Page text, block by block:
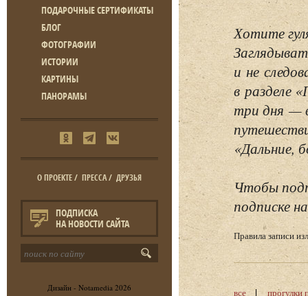
ПОДАРОЧНЫЕ СЕРТИФИКАТЫ
БЛОГ
ФОТОГРАФИИ
ИСТОРИИ
КАРТИНЫ
ПАНОРАМЫ
О ПРОЕКТЕ/ ПРЕССА/ ДРУЗЬЯ
ПОДПИСКА
НА НОВОСТИ САЙТА
Дизайн - Notamedia 2026
Хотите
и не
в разделе
три дня —
«Дальние,
Чтобы
подписке
Правила записи
все прогулки